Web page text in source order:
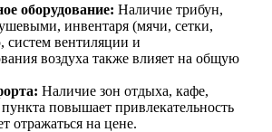
оборудование: Наличие трибун,
инвентаря (мячи, сетки,
систем вентиляции и
воздуха также влияет на общую
Наличие зон отдыха, кафе,
повышает привлекательность
отражаться на цене.